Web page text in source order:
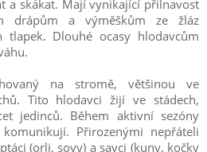
a skákat. Mají vynikající přilnavost
drápům a výměškům ze žláz
tlapek. Dlouhé ocasy hlodavcům
na stromě, většinou ve
Tito hlodavci žijí ve stádech,
jedinců. Během aktivní sezóny
Přirozenými nepřáteli
(orli, sovy) a savci (kuny, kočky